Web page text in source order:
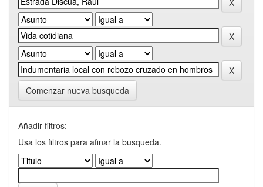
Comenzar nueva busqueda
Añadir filtros:
Usa los filtros para afinar la busqueda.